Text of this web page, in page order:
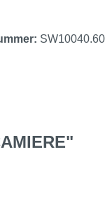
SW10040.60